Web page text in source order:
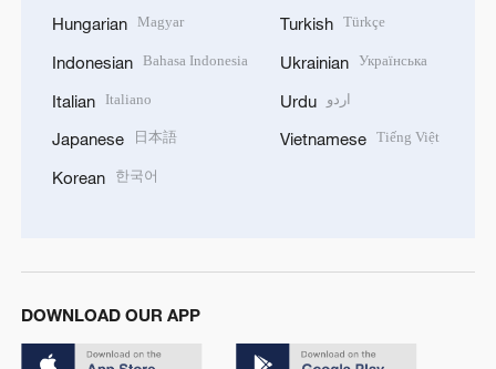
Hungarian Magyar
Indonesian Bahasa Indonesia
Italian Italiano
Japanese 日本語
Korean 한국어
Turkish Türkçe
Ukrainian Українська
Urdu اردو
Vietnamese Tiếng Việt
DOWNLOAD OUR APP